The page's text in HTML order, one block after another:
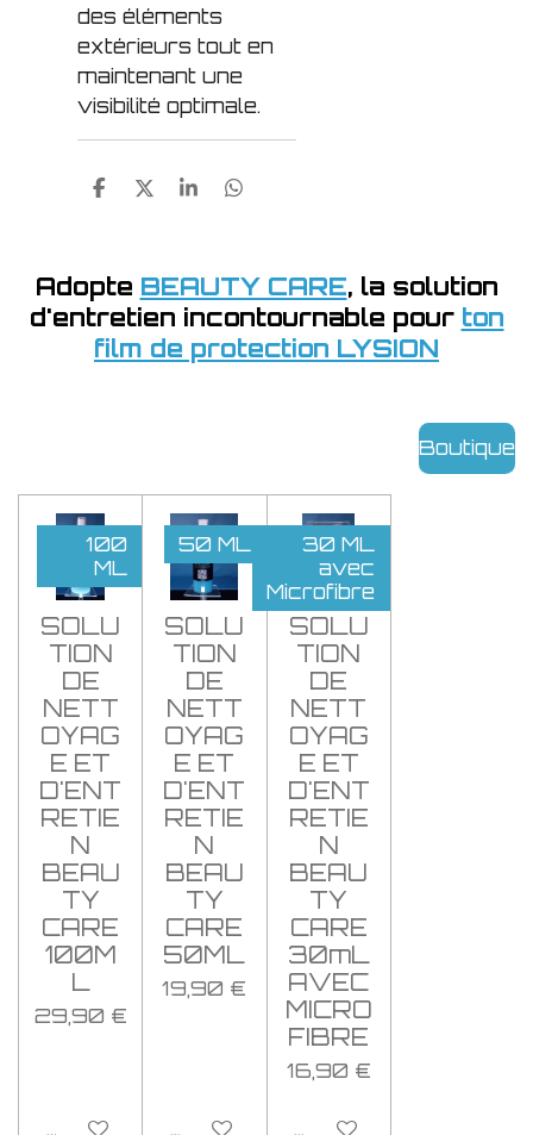
des éléments
extérieurs tout en
maintenant une
visibilité optimale.
P
a
g
e
r
P
a
g
e
P
a
g
e
r
P
a
g
e
r
Adopte BEAUTY CARE, la solution
d'entretien incontournable pour ton
film de protection LYSION
Boutique
100
ML
SOLU
TION
DE
NETT
OYAG
E ET
D'ENT
RETIE
N
BEAU
TY
CARE
100M
L
29,90 €
Ajouter au panier
50 ML
SOLU
TION
DE
NETT
OYAG
E ET
D'ENT
RETIE
N
BEAU
TY
CARE
50ML
19,90 €
Ajouter au panier
30 ML
avec
Microfibre
SOLU
TION
DE
NETT
OYAG
E ET
D'ENT
RETIE
N
BEAU
TY
CARE
30mL
AVEC
MICRO
FIBRE
16,90 €
Ajouter au panier